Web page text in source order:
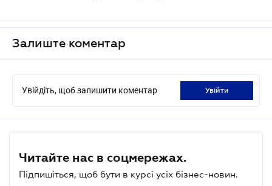
Залиште коментар
Увійдіть, щоб залишити коментар увійти
Читайте нас в соцмережах.
Підпишіться, щоб бути в курсі усіх бізнес-новин.